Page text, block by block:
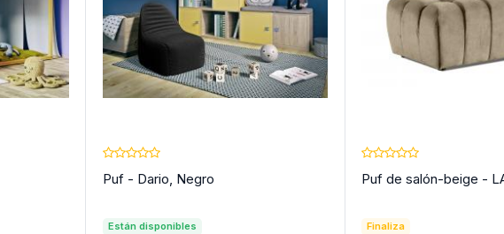
Puf - Dario, Negro
Están disponibles
Puf de salón-beige -
Finaliza